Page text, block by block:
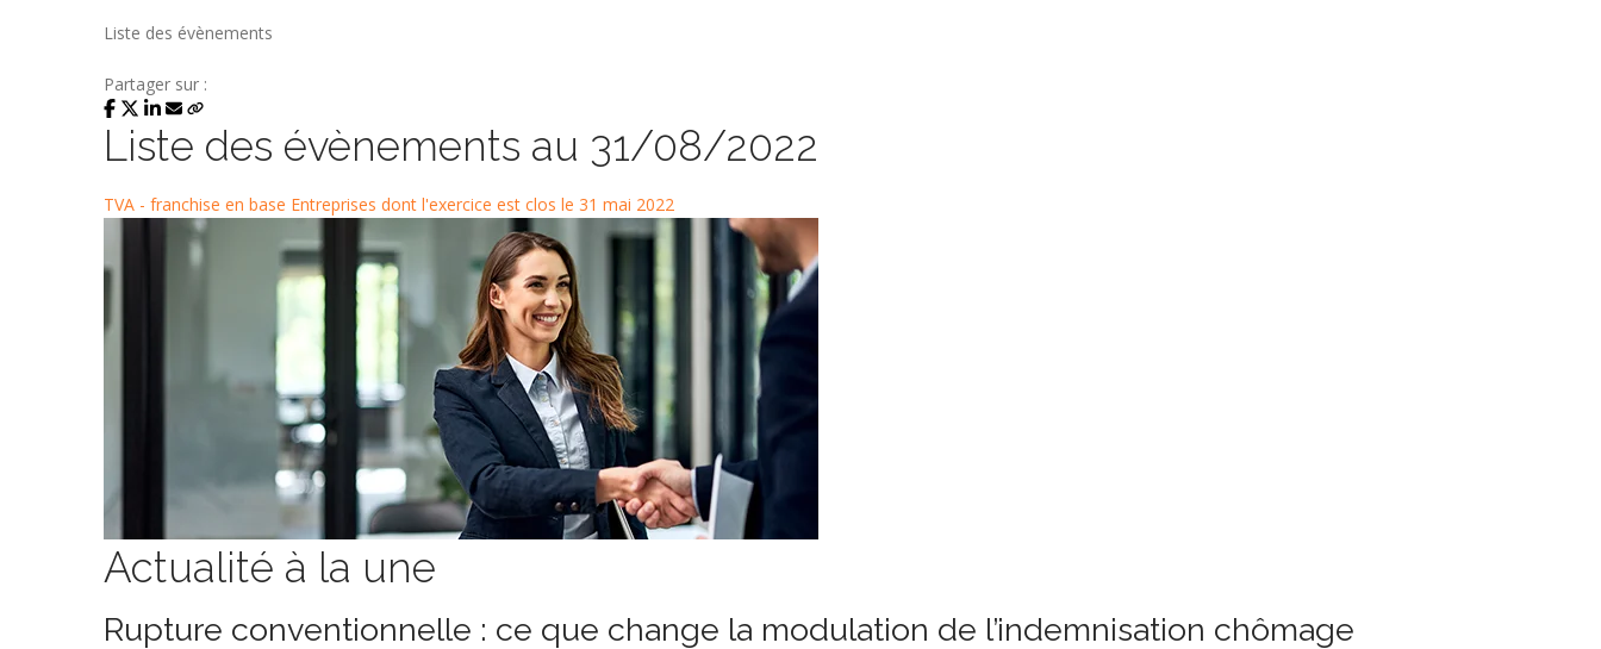
Liste des évènements
Partager sur :
Liste des évènements au 31/08/2022
TVA - franchise en base Entreprises dont l'exercice est clos le 31 mai 2022
Actualité à la une
Rupture conventionnelle : ce que change la modulation de l’indemnisation chômage